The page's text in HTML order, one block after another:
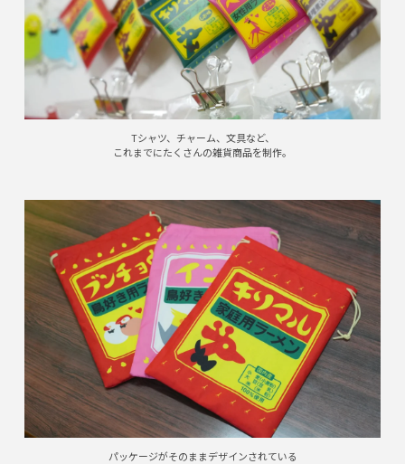
Tシャツ、チャーム、文具など、
これまでにたくさんの雑貨商品を制作。
パッケージがそのままデザインされている